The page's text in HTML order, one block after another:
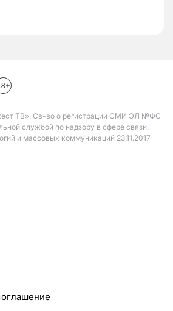
ТВ». Св-во о регистрации СМИ ЭЛ №ФС
службой по надзору в сфере связи,
и массовых коммуникаций 23.11.2017